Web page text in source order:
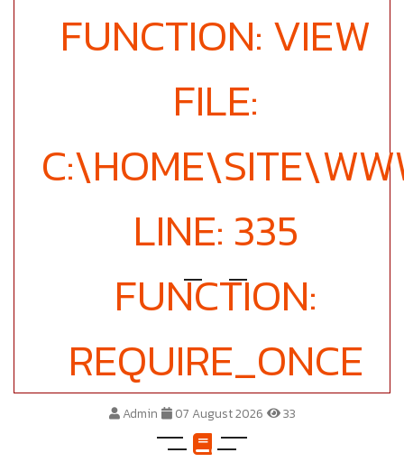
FUNCTION: VIEW
FILE:
LINE: 335
FUNCTION:
REQUIRE_ONCE
Admin 07 August 2026 33